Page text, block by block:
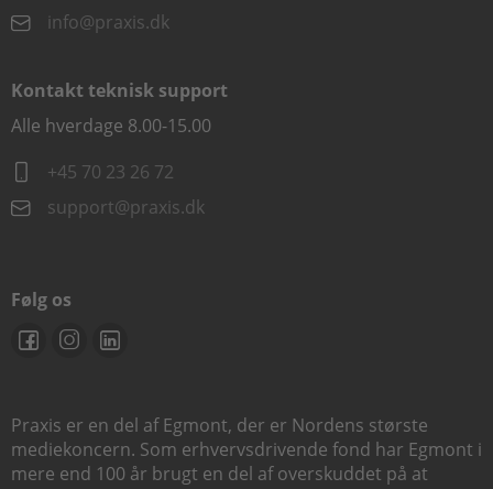
info@praxis.dk
Kontakt teknisk support
Alle hverdage 8.00-15.00
+45 70 23 26 72
support@praxis.dk
Følg os
Praxis er en del af Egmont, der er Nordens største
mediekoncern. Som erhvervsdrivende fond har Egmont i
mere end 100 år brugt en del af overskuddet på at